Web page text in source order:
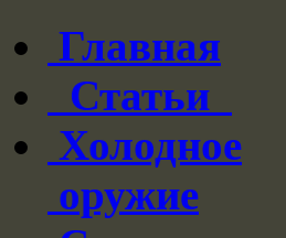
Главная
Статьи
Холодное
оружие